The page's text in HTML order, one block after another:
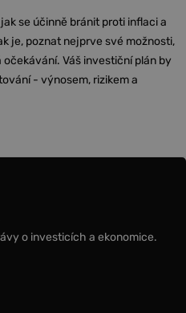
se účinně bránit proti inflaci a
je, poznat nejprve své možnosti,
Váš investiční plán by
- výnosem, rizikem a
o investicích a ekonomice.